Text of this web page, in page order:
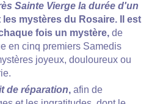
Sainte Vierge la durée d'un
mystères du Rosaire. Il est
fois un mystère, de
en cinq premiers Samedis
joyeux, douloureux ou
de réparation, afin de